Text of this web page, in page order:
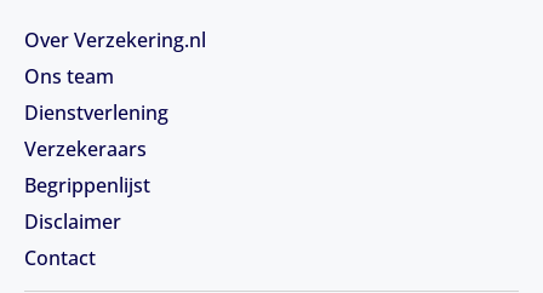
Over Verzekering.nl
Ons team
Dienstverlening
Verzekeraars
Begrippenlijst
Disclaimer
Contact